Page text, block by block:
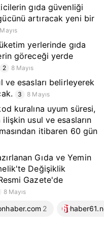
gıda güvenliği
artıracak yeni bir
yerlerinde gıda
göreceği yerde
2 8 Mayıs
ve esasları belirleyerek
3 8 Mayıs
kuralına uyum süresi,
usul ve esasların
itibaren 60 gün
Gıda ve Yemin
Değişiklik
Gazete'de
8 Mayıs
2